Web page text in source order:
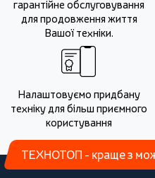
гарантійне обслуговування
для продовження життя
Вашої техніки.
Налаштовуємо придбану
техніку для більш приємного
користування
ТЕХНОТОП - краще з